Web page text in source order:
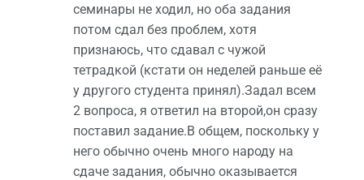
семинары не ходил, но оба задания
потом сдал без проблем, хотя
признаюсь, что сдавал с чужой
тетрадкой (кстати он неделей раньше её
у другого студента принял).Задал всем
2 вопроса, я ответил на второй,он сразу
поставил задание.В общем, поскольку у
него обычно очень много народу на
сдаче задания, обычно оказывается